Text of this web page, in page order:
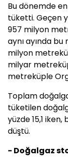
Bu dönemde
tüketti. Geçen
957 milyon
aynı ayında bu
milyon
milyar
metreküple
Toplam
tüketilen
yüzde 15,1 iken,
düştü.
- Doğalgaz